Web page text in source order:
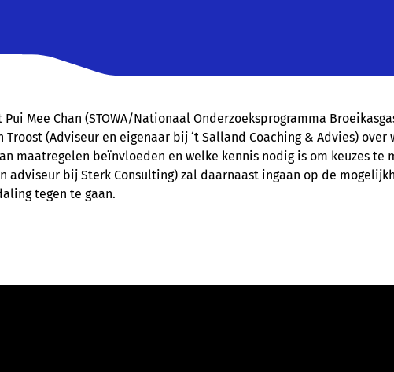
Mee Chan (STOWA/Nationaal Onderzoeksprogramma
Troost (Adviseur en eigenaar bij ‘t Salland Coaching & Advies) over
maatregelen beïnvloeden en welke kennis nodig is om keuzes te
adviseur bij Sterk Consulting) zal daarnaast ingaan op de
tegen te gaan.